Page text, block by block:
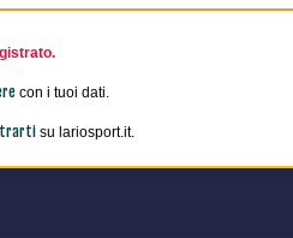
con i tuoi dati.
su lariosport.it.